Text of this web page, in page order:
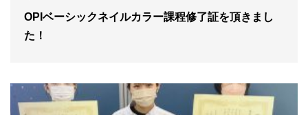
OPIベーシックネイルカラー課程修了証を頂きまし
た！